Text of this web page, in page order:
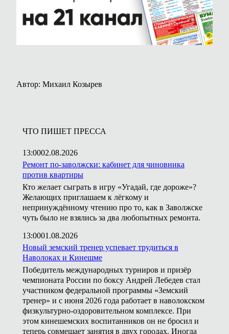
Автор: Михаил Козырев
ЧТО ПИШЕТ ПРЕССА
13:0002.08.2026
Ремонт по-заволжски: кабинет для чиновника
против квартиры
Кто желает сыграть в игру «Угадай, где дороже»?
Желающих приглашаем к лёгкому и
непринуждённому чтению про то, как в Заволжске
чуть было не взялись за два любопытных ремонта.
13:0001.08.2026
Новый земский тренер успевает трудиться в
Наволоках и Кинешме
Победитель международных турниров и призёр
чемпионата России по боксу Андрей Лебедев стал
участником федеральной программы «Земский
тренер» и с июня 2026 года работает в наволокском
физкультурно-оздоровительном комплексе. При
этом кинешемских воспитанников он не бросил и
теперь совмещает занятия в двух городах. Иногда